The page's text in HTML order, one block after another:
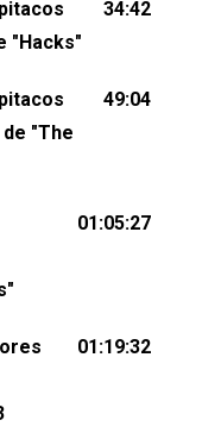
outra coisa,
sociais ou
redes
⁠⁠⁠⁠@lesbout_br⁠⁠⁠⁠
Bruna Fentanes
de
"Hacks"
34:42
"The
49:04
01:05:27
01:19:32